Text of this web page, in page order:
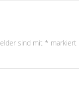
sind mit * markiert